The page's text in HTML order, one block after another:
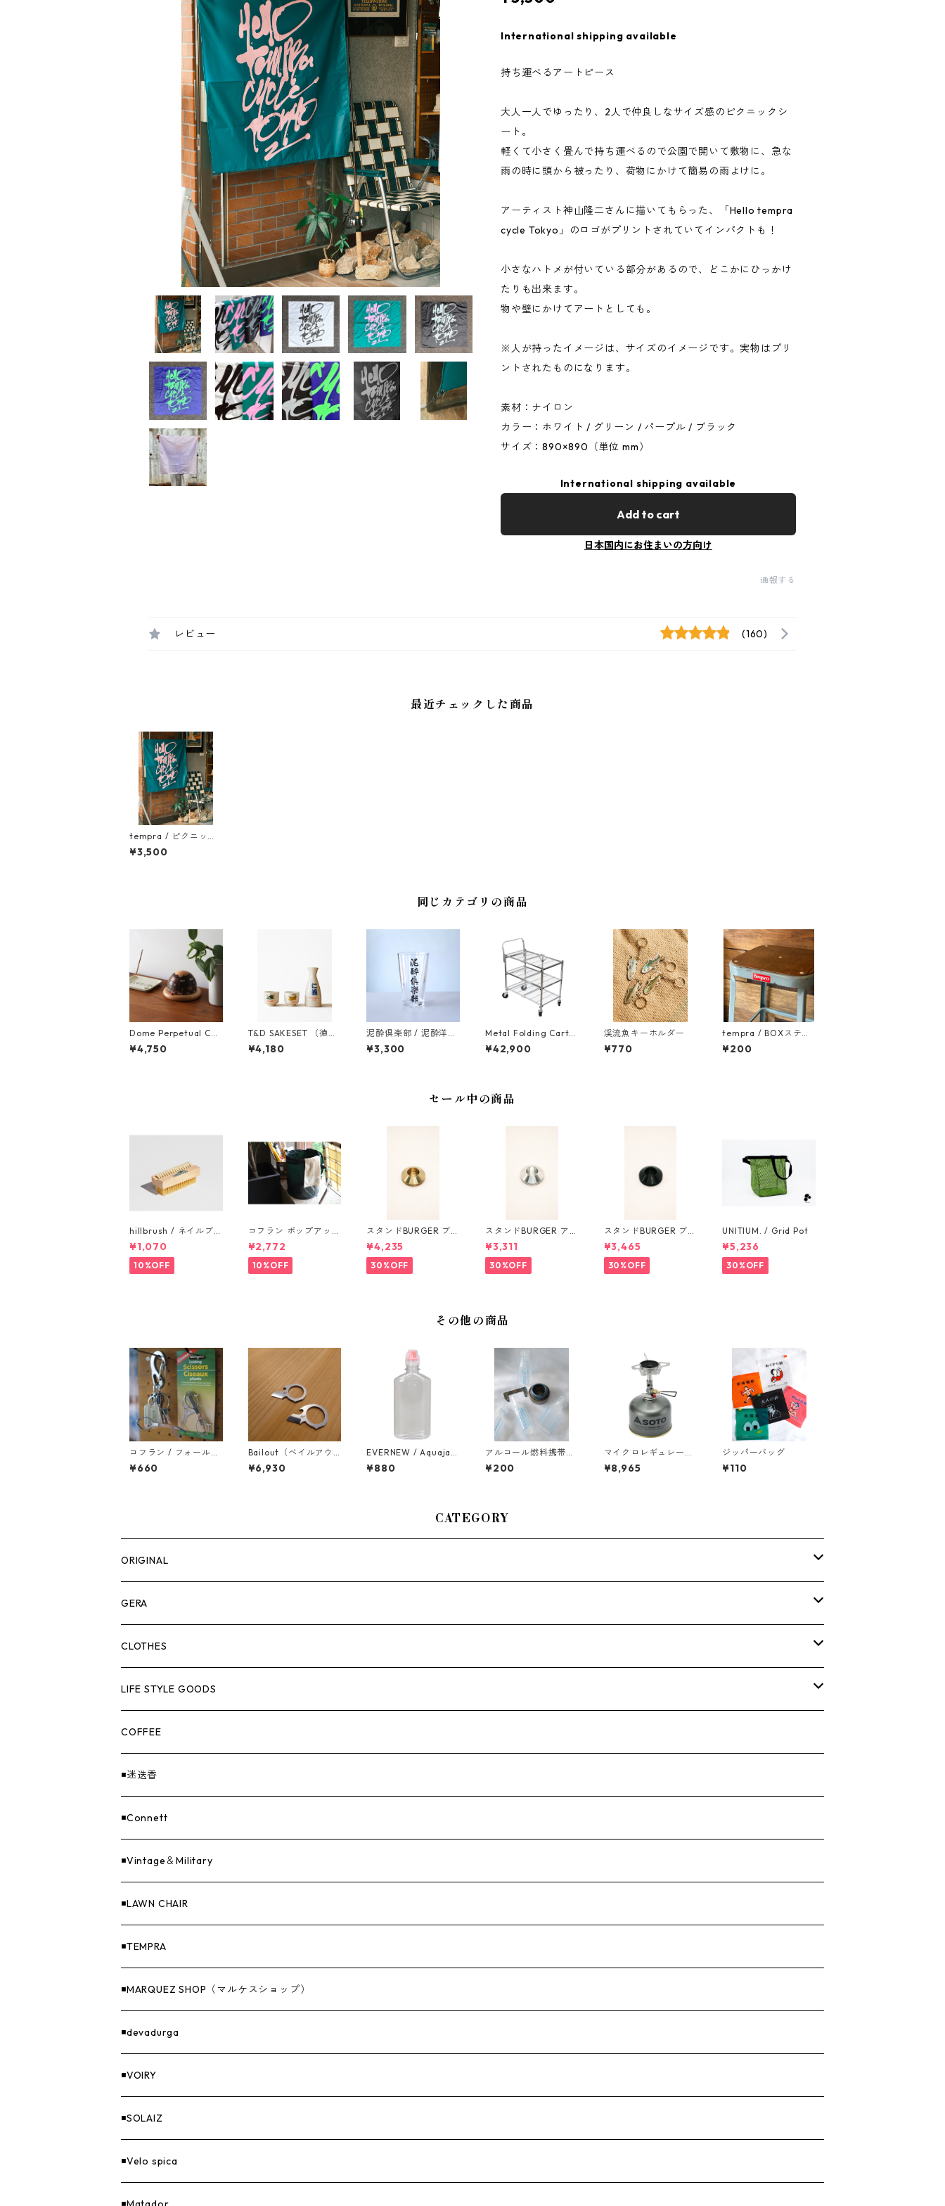
International shipping available
持ち運べるアートピース
大人一人でゆったり、2人で仲良しなサイズ感のピクニックシ
ート。
軽くて小さく畳んで持ち運べるので公園で開いて敷物に、急な
雨の時に頭から被ったり、荷物にかけて簡易の雨よけに。
アーティスト神山隆二さんに描いてもらった、「Hello tempra
cycle Tokyo」のロゴがプリントされていてインパクトも！
小さなハトメが付いている部分があるので、どこかにひっかけ
たりも出来ます。
物や壁にかけてアートとしても。
※人が持ったイメージは、サイズのイメージです。実物はプリ
ントされたものになります。
素材：ナイロン
カラー：ホワイト / グリーン / パープル / ブラック
サイズ：890×890（単位 mm）
International shipping available
Add to cart
日本国内にお住まいの方向け
通報する
レビュー (160)
最近チェックした商品
tempra / ピクニック
シート
¥3,500
同じカテゴリの商品
Dome Perpetual Cal
endar（万年カレンダ
ー）
¥4,750
T&D SAKESET （徳
利・お猪口）
¥4,180
泥酔倶楽部 / 泥酔洋盃
~Futoo~
¥3,300
Metal Folding Cart
"3 Tier"-折りたためる
ワゴンカート-
¥42,900
渓流魚キーホルダー
¥770
tempra / BOXステッ
カー
¥200
セール中の商品
hillbrush / ネイルブラ
シ
¥1,070
10%OFF
コフラン ポップアップ
キャンプトラッシュカ
ン Sサイズ
¥2,772
10%OFF
スタンドBURGER ブラ
ス
¥4,235
30%OFF
スタンドBURGER アル
ミ
¥3,311
30%OFF
スタンドBURGER ブラ
ック
¥3,465
30%OFF
UNITIUM. / Grid Pot
¥5,236
30%OFF
その他の商品
コフラン / フォールデ
ィングシザース
¥660
Bailout（ベイルアウ
ト） サンドブラスト
¥6,930
EVERNEW / Aquajac
ket 333ml FC
¥880
アルコール燃料携帯用
/ カップ付ボトル / プ
リント目盛り付
¥200
マイクロレギュレータ
ーストーブウインドマ
スター
¥8,965
ジッパーバッグ
¥110
CATEGORY
ORIGINAL
ASOMATOUS
HANGBURGER（ハングバーガー）
Sticker（ステッカー）
Others（その他）
COLLABORATION
UNITIUM.
THE UNFORM STORE オリジナル
GERA
ランタン＆ライト
クッカー＆カトラリー
バーナー
焚火
寝具
ファニチャー
収納
ナイフ＆アックス
燃料
GOODS
CLOTHES
TOPS
PANTS
CAP
GOODS
バンダナ＆手ぬぐい
LIFE STYLE GOODS
ステッカー
COFFEE
◾️迷迭香
◾️Connett
◾️Vintage＆Military
◾️LAWN CHAIR
◾️TEMPRA
◾️MARQUEZ SHOP（マルケスショップ）
◾️devadurga
◾️VOIRY
◾️SOLAIZ
◾️Velo spica